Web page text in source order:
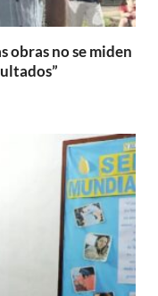
obras no se miden